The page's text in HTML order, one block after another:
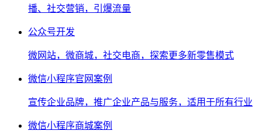
播、社交营销，引爆流量
公众号开发
微网站，微商城，社交电商，探索更多新零售模式
微信小程序官网案例
宣传企业品牌，推广企业产品与服务，适用于所有行业
微信小程序商城案例